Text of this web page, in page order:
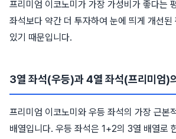
프리미엄 이코노미가 가장 가성비가 좋다는
좌석보다 약간 더 투자하여 눈에 띄게 개선된
있기 때문입니다.
3열 좌석(우등)과 4열 좌석(프리미엄)
프리미엄 이코노미와 우등 좌석의 가장 근본
배열입니다. 우등 좌석은 1+2의 3열 배열로